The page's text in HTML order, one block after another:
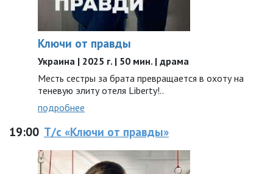
Ключи от правды
Украина | 2025 г. | 50 мин. | драма
Месть сестры за брата превращается в охоту на
теневую элиту отеля Liberty!..
подробнее
19:00 Т/с «Ключи от правды»